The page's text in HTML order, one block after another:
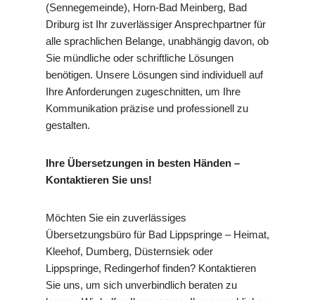
(Sennegemeinde), Horn-Bad Meinberg, Bad
Driburg ist Ihr zuverlässiger Ansprechpartner für
alle sprachlichen Belange, unabhängig davon, ob
Sie mündliche oder schriftliche Lösungen
benötigen. Unsere Lösungen sind individuell auf
Ihre Anforderungen zugeschnitten, um Ihre
Kommunikation präzise und professionell zu
gestalten.
Ihre Übersetzungen in besten Händen –
Kontaktieren Sie uns!
Möchten Sie ein zuverlässiges
Übersetzungsbüro für Bad Lippspringe – Heimat,
Kleehof, Dumberg, Düsternsiek oder
Lippspringe, Redingerhof finden? Kontaktieren
Sie uns, um sich unverbindlich beraten zu